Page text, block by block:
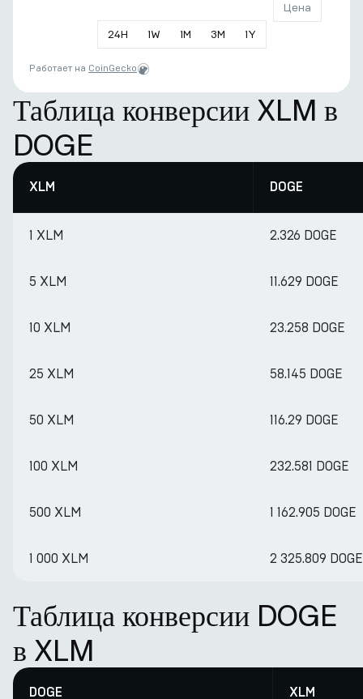
24H 1W 1M 3M 1Y
Цена
Работает на CoinGecko
Таблица конверсии XLM в
DOGE
XLM DOGE
1 XLM 2.326 DOGE
5 XLM 11.629 DOGE
10 XLM 23.258 DOGE
25 XLM 58.145 DOGE
50 XLM 116.29 DOGE
100 XLM 232.581 DOGE
500 XLM 1 162.905 DOGE
1 000 XLM 2 325.809 DOGE
Таблица конверсии DOGE
в XLM
DOGE XLM